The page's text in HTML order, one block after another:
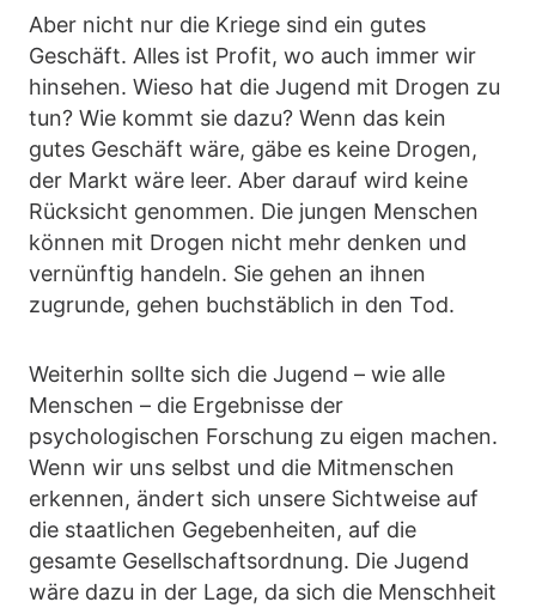
Aber nicht nur die Kriege sind ein gutes
Geschäft. Alles ist Profit, wo auch immer wir
hinsehen. Wieso hat die Jugend mit Drogen zu
tun? Wie kommt sie dazu? Wenn das kein
gutes Geschäft wäre, gäbe es keine Drogen,
der Markt wäre leer. Aber darauf wird keine
Rücksicht genommen. Die jungen Menschen
können mit Drogen nicht mehr denken und
vernünftig handeln. Sie gehen an ihnen
zugrunde, gehen buchstäblich in den Tod.
Weiterhin sollte sich die Jugend – wie alle
Menschen – die Ergebnisse der
psychologischen Forschung zu eigen machen.
Wenn wir uns selbst und die Mitmenschen
erkennen, ändert sich unsere Sichtweise auf
die staatlichen Gegebenheiten, auf die
gesamte Gesellschaftsordnung. Die Jugend
wäre dazu in der Lage, da sich die Menschheit